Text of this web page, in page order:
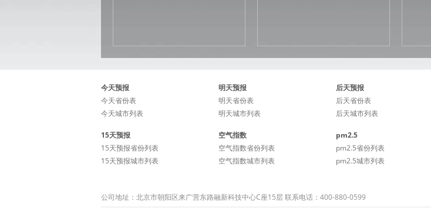
今天预报
今天省份表
今天城市列表
明天预报
明天省份表
明天城市列表
后天预报
后天省份表
后天城市列表
15天预报
15天预报省份列表
15天预报城市列表
空气指数
空气指数省份列表
空气指数城市列表
pm2.5
pm2.5省份列表
pm2.5城市列表
公司地址：北京市朝阳区来广营东路融新科技中心C座15层 联系电话：400-880-0599